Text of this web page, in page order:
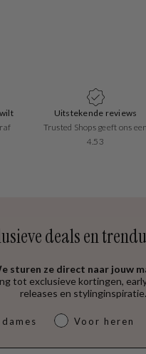
Uitstekende reviews
Trusted Shops geeft ons een
4.53
deals en
sturen ze direct naar jouw
tot exclusieve kortingen,
releases en stylinginspiratie.
heren Voor heren